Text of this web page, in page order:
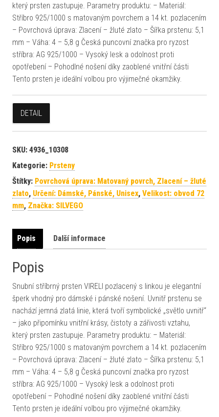
který prsten zastupuje. Parametry produktu: – Materiál:
Stříbro 925/1000 s matovaným povrchem a 14 kt. pozlacením
– Povrchová úprava: Zlacení – žluté zlato – Šířka prstenu: 5,1
mm – Váha: 4 – 5,8 g Česká puncovní značka pro ryzost
stříbra: AG 925/1000 – Vysoký lesk a odolnost proti
opotřebení – Pohodlné nošení díky zaoblené vnitřní části
Tento prsten je ideální volbou pro výjimečné okamžiky.
DETAIL
SKU: 4936_10308
Kategorie: Prsteny
Štítky: Povrchová úprava: Matovaný povrch, Zlacení – žluté
zlato, Určení: Dámské, Pánské, Unisex, Velikost: obvod 72
mm, Značka: SILVEGO
Popis Další informace
Popis
Snubní stříbrný prsten VIRELI pozlacený s linkou je elegantní
šperk vhodný pro dámské i pánské nošení. Uvnitř prstenu se
nachází jemná zlatá linie, která tvoří symbolické „světlo uvnitř“
– jako připomínku vnitřní krásy, čistoty a zářivosti vztahu,
který prsten zastupuje. Parametry produktu: – Materiál:
Stříbro 925/1000 s matovaným povrchem a 14 kt. pozlacením
– Povrchová úprava: Zlacení – žluté zlato – Šířka prstenu: 5,1
mm – Váha: 4 – 5,8 g Česká puncovní značka pro ryzost
stříbra: AG 925/1000 – Vysoký lesk a odolnost proti
opotřebení – Pohodlné nošení díky zaoblené vnitřní části
Tento prsten je ideální volbou pro výjimečné okamžiky.